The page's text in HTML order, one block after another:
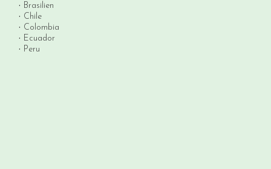
Brasilien
Chile
Colombia
Ecuador
Peru